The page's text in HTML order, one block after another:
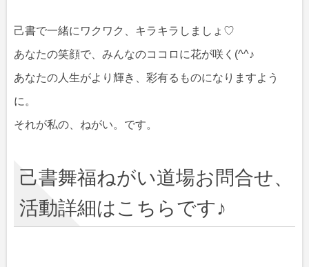
己書で一緒にワクワク、キラキラしましょ♡
あなたの笑顔で、みんなのココロに花が咲く(^^♪
あなたの人生がより輝き、彩有るものになりますよう
に。
それが私の、ねがい。です。
己書舞福ねがい道場お問合せ、
活動詳細はこちらです♪